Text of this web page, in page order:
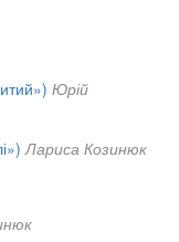
Юрій
Лариса Козинюк